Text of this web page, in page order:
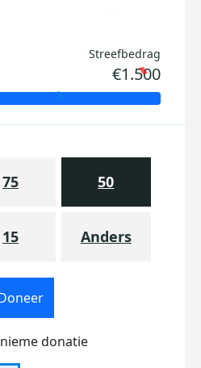
Streefbedrag
€1.500
75 50
15 Anders
donatie